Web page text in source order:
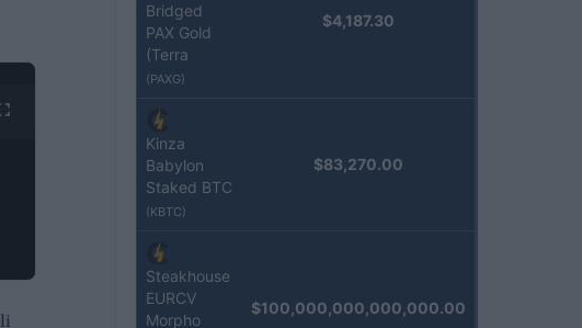
Bridged
PAX Gold
(Terra
(PAXG)
$4,187.30
Kinza
Babylon
Staked BTC
(KBTC)
$83,270.00
Steakhouse
EURCV
Morpho
$100,000,000,000,000.00